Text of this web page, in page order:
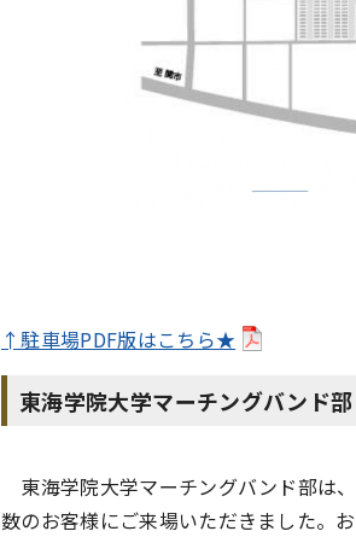
↑駐車場PDF版はこちら★
東海学院大学マーチングバンド
東海学院大学マーチングバンド部は
数のお客様にご来場いただきました。